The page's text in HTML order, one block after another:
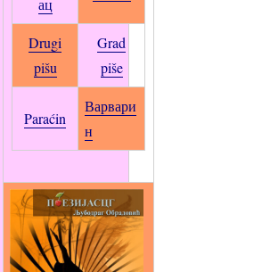
ац
Drugi
pišu
Grad
piše
Paraćin
Варвари
н